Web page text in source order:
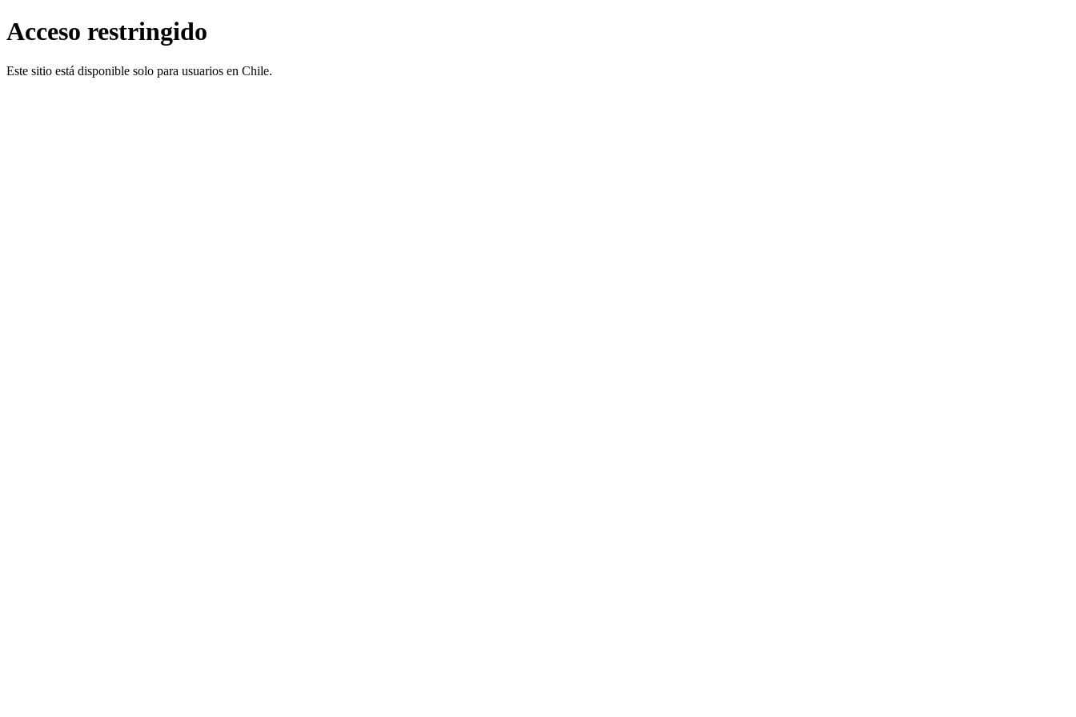
Acceso restringido
Este sitio está disponible solo para usuarios en Chile.